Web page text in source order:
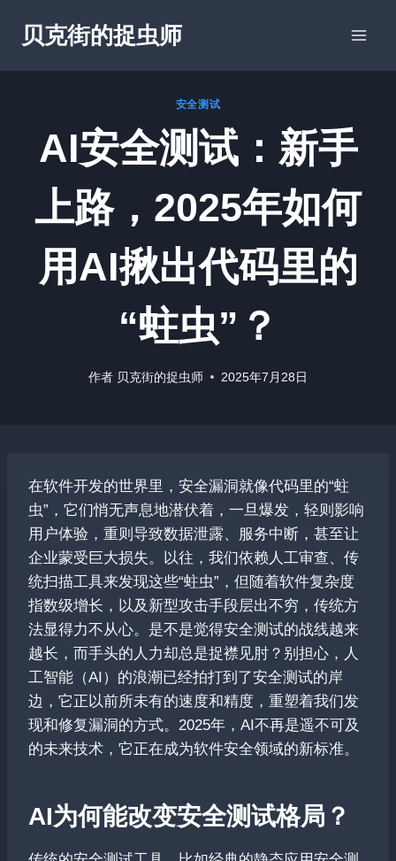
贝克街的捉虫师
安全测试
AI安全测试：新手
上路，2025年如何
用AI揪出代码里的
“蛀虫”？
作者 贝克街的捉虫师 2025年7月28日
在软件开发的世界里，安全漏洞就像代码里的“蛀
虫”，它们悄无声息地潜伏着，一旦爆发，轻则影响
用户体验，重则导致数据泄露、服务中断，甚至让
企业蒙受巨大损失。以往，我们依赖人工审查、传
统扫描工具来发现这些“蛀虫”，但随着软件复杂度
指数级增长，以及新型攻击手段层出不穷，传统方
法显得力不从心。是不是觉得安全测试的战线越来
越长，而手头的人力却总是捉襟见肘？别担心，人
工智能（AI）的浪潮已经拍打到了安全测试的岸
边，它正以前所未有的速度和精度，重塑着我们发
现和修复漏洞的方式。2025年，AI不再是遥不可及
的未来技术，它正在成为软件安全领域的新标准。
AI为何能改变安全测试格局？